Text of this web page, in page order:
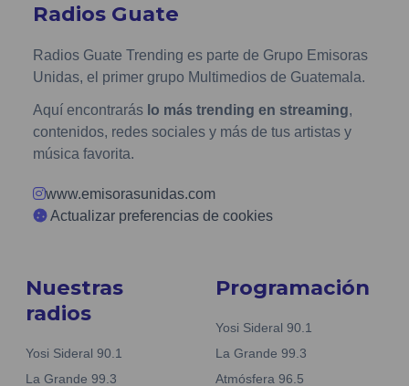
Radios Guate
Radios Guate Trending es parte de Grupo Emisoras
Unidas, el primer grupo Multimedios de Guatemala.
Aquí encontrarás lo más trending en streaming,
contenidos, redes sociales y más de tus artistas y
música favorita.
www.emisorasunidas.com
Actualizar preferencias de cookies
Nuestras
radios
Yosi Sideral 90.1
La Grande 99.3
Programación
Yosi Sideral 90.1
La Grande 99.3
Atmósfera 96.5